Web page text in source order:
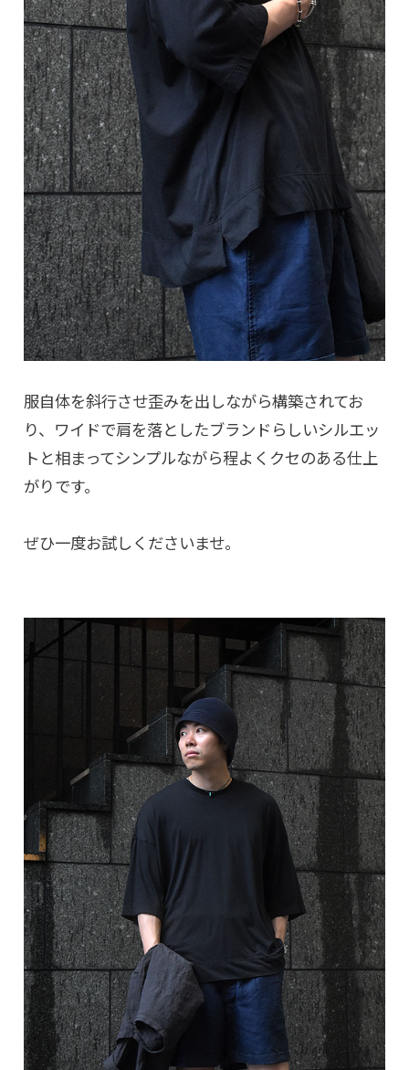
服自体を斜行させ歪みを出しながら構築されてお
り、ワイドで肩を落としたブランドらしいシルエッ
トと相まってシンプルながら程よくクセのある仕上
がりです。
ぜひ一度お試しくださいませ。